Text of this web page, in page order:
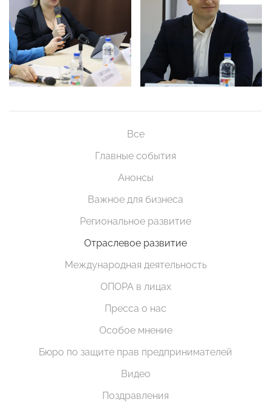
Все
Главные события
Анонсы
Важное для бизнеса
Региональное развитие
Отраслевое развитие
Международная деятельность
ОПОРА в лицах
Пресса о нас
Особое мнение
Бюро по защите прав предпринимателей
Видео
Поздравления